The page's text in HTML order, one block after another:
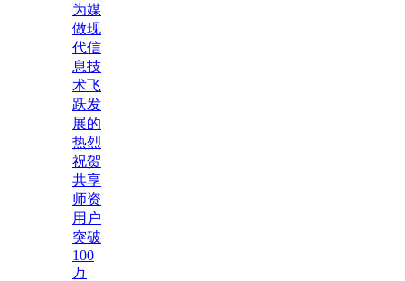
为媒
做现
代信
息技
术飞
跃发
展的
热烈
祝贺
共享
师资
用户
突破
100
万